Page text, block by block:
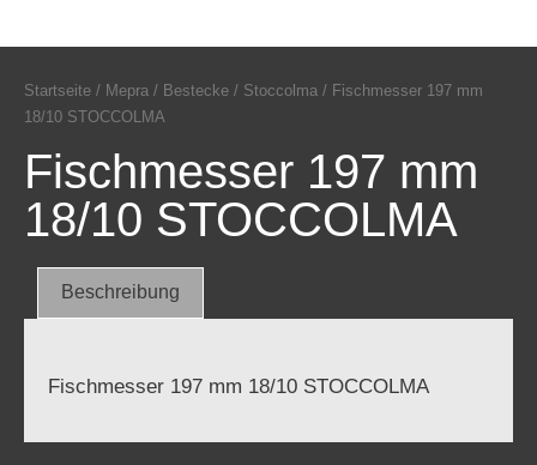
Startseite / Mepra / Bestecke / Stoccolma / Fischmesser 197 mm
18/10 STOCCOLMA
Fischmesser 197 mm
18/10 STOCCOLMA
Beschreibung
Fischmesser 197 mm 18/10 STOCCOLMA